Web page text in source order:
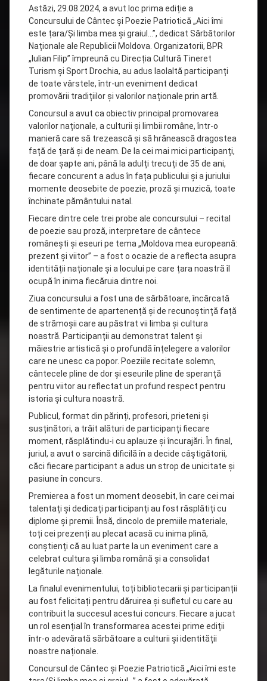
Astăzi, 29.08.2024, a avut loc prima ediție a
Concursului de Cântec și Poezie Patriotică „Aici îmi
este țara/Și limba mea și graiul…”, dedicat Sărbătorilor
Naționale ale Republicii Moldova. Organizatorii, BPR
„Iulian Filip” împreună cu Direcția Cultură Tineret
Turism și Sport Drochia, au adus laolaltă participanți
de toate vârstele, într-un eveniment dedicat
promovării tradițiilor și valorilor naționale prin artă.
Concursul a avut ca obiectiv principal promovarea
valorilor naționale, a culturii și limbii române, într-o
manieră care să trezească și să hrănească dragostea
față de țară și de neam. De la cei mai mici participanți,
de doar șapte ani, până la adulți trecuți de 35 de ani,
fiecare concurent a adus în fața publicului și a juriului
momente deosebite de poezie, proză și muzică, toate
închinate pământului natal.
Fiecare dintre cele trei probe ale concursului – recital
de poezie sau proză, interpretare de cântece
românești și eseuri pe tema „Moldova mea europeană:
prezent și viitor” – a fost o ocazie de a reflecta asupra
identității naționale și a locului pe care țara noastră îl
ocupă în inima fiecăruia dintre noi.
Ziua concursului a fost una de sărbătoare, încărcată
de sentimente de apartenență și de recunoștință față
de strămoșii care au păstrat vii limba și cultura
noastră. Participanții au demonstrat talent și
măiestrie artistică și o profundă înțelegere a valorilor
care ne unesc ca popor. Poeziile recitate solemn,
cântecele pline de dor și eseurile pline de speranță
pentru viitor au reflectat un profund respect pentru
istoria și cultura noastră.
Publicul, format din părinți, profesori, prieteni și
susținători, a trăit alături de participanți fiecare
moment, răsplătindu-i cu aplauze și încurajări. În final,
juriul, a avut o sarcină dificilă în a decide câștigătorii,
căci fiecare participant a adus un strop de unicitate și
pasiune în concurs.
Premierea a fost un moment deosebit, în care cei mai
talentați și dedicați participanți au fost răsplătiți cu
diplome și premii. Însă, dincolo de premiile materiale,
toți cei prezenți au plecat acasă cu inima plină,
conștienți că au luat parte la un eveniment care a
celebrat cultura și limba română și a consolidat
legăturile naționale.
La finalul evenimentului, toți bibliotecarii și participanții
au fost felicitați pentru dăruirea și sufletul cu care au
contribuit la succesul acestui concurs. Fiecare a jucat
un rol esențial în transformarea acestei prime ediții
într-o adevărată sărbătoare a culturii și identității
noastre naționale.
Concursul de Cântec și Poezie Patriotică „Aici îmi este